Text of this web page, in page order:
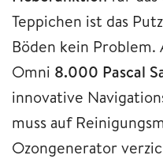
Teppichen ist das
Böden kein Problem.
Omni 8.000 Pascal
innovative
muss auf
Ozongenerator